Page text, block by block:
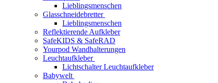
Lieblingsmenschen
Glasschneidebretter
Lieblingsmenschen
Reflektierende Aufkleber
SafeKIDS & SafeRAD
Yourpod Wandhalterungen
Leuchtaufkleber
Lichtschalter Leuchtaufkleber
Babywelt